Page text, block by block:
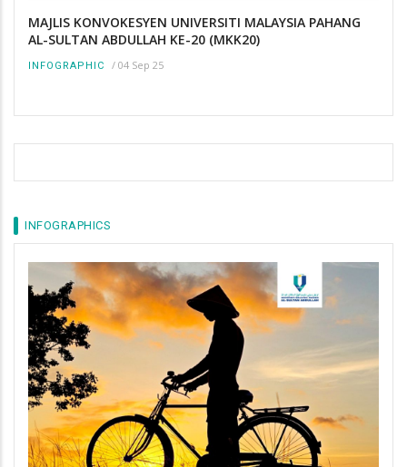
MAJLIS KONVOKESYEN UNIVERSITI MALAYSIA PAHANG
AL-SULTAN ABDULLAH KE-20 (MKK20)
INFOGRAPHIC / 04 Sep 25
INFOGRAPHICS